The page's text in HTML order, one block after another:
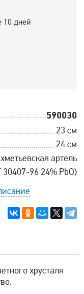
10 дней
590030
23 см
24 см
артель
96 24% PbO)
хрусталя